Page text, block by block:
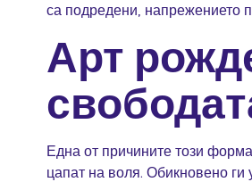
са подредени, напрежението
Арт
Една от причините този
цапат на воля. Обикновено ги